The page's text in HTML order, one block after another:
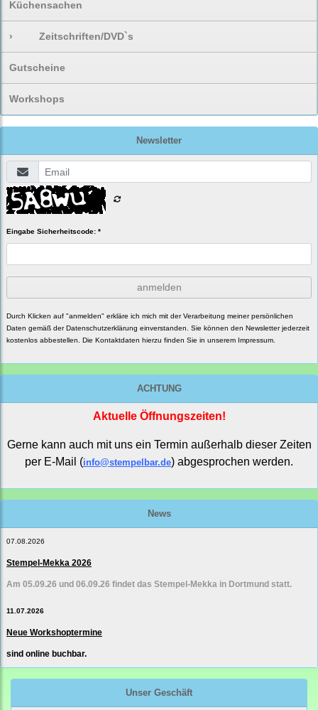
Küchensachen
› Zeitschriften/DVD`s
Gutscheine
Workshops
Newsletter
Eingabe Sicherheitscode: *
anmelden
Durch Klicken auf "anmelden" erkläre ich mich mit der Verarbeitung meiner persönlichen
Daten gemäß der Datenschutzerklärung einverstanden. Sie können den Newsletter jederzeit
kostenlos abbestellen. Die Kontaktdaten hierzu finden Sie in unserem Impressum.
ACHTUNG
Aktuelle Öffnungszeiten!
Gerne kann auch mit uns ein Termin außerhalb dieser Zeiten
per E-Mail (info@stempelbar.de) abgesprochen werden.
News
07.08.2026
Stempel-Mekka 2026
Am 05.09.26 und 06.09.26 findet das Stempel-Mekka in Dortmund statt.
11.07.2026
Neue Workshoptermine
sind online buchbar.
Unser Geschäft